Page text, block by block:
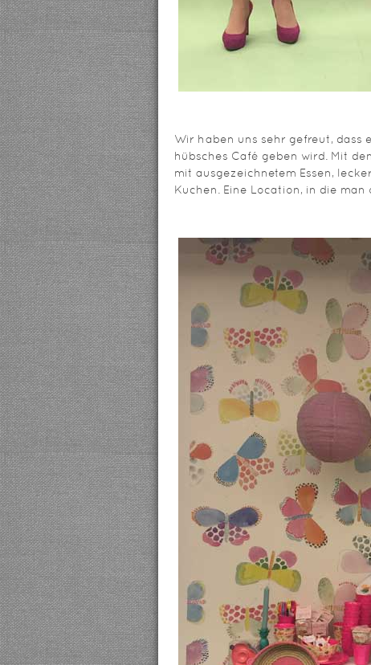
Wir haben uns sehr gefreut, dass
hübsches Café geben wird. Mit
mit ausgezeichnetem Essen,
Kuchen. Eine Location, in die